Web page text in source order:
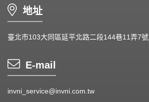
地址
臺北市103大同區延平北路二段144巷11弄7號
E-mail
invni_service@invni.com.tw